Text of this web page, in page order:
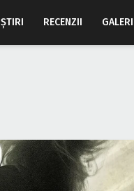
ŞTIRI RECENZII